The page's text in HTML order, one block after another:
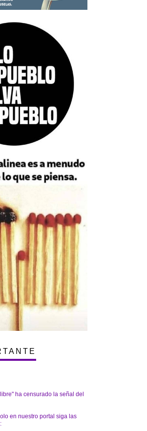
ha censurado la señal del
en nuestro portal siga las